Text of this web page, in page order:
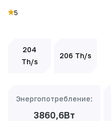
5
204
Th/s
206 Th/s
Энергопотребление:
3860,6Вт